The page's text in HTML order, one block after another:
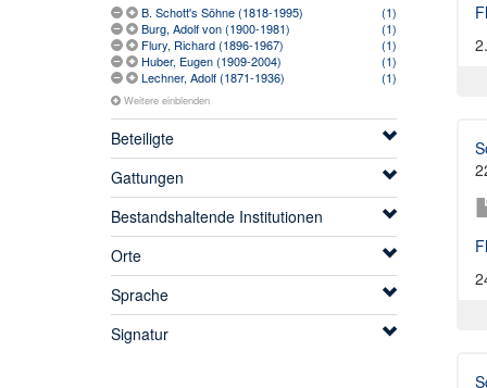
B. Schott's Söhne (1818-1995)
(1)
Burg, Adolf von (1900-1981)
(1)
Flury, Richard (1896-1967)
(1)
Huber, Eugen (1909-2004)
(1)
Lechner, Adolf (1871-1936)
(1)
Weitere einblenden
Beteiligte
Gattungen
Bestandshaltende Institutionen
Orte
Sprache
Signatur